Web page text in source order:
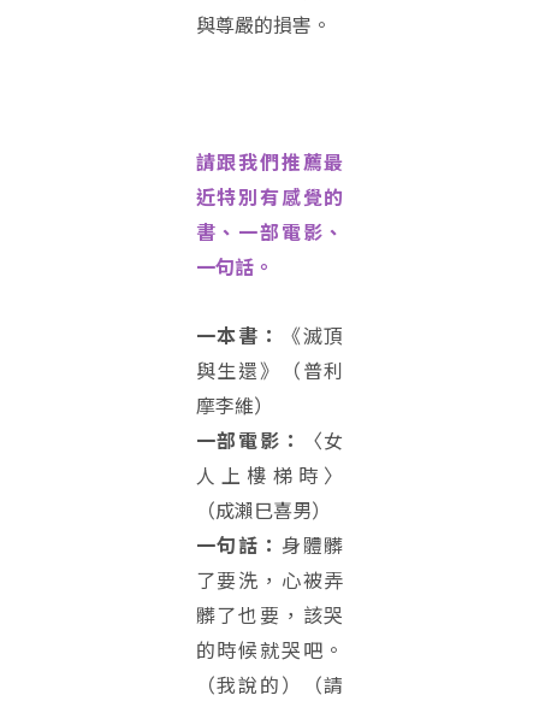
與尊嚴的損害。
請跟我們推薦最
近特別有感覺的
書、一部電影、
一句話。
一本書：
《滅頂
與生還》（普利
摩李維）
一部電影：
〈女
人上樓梯時〉
（成瀨巳喜男）
一句話： 身體髒
了要洗，心被弄
髒了也要，該哭
的時候就哭吧。
（我說的）（請